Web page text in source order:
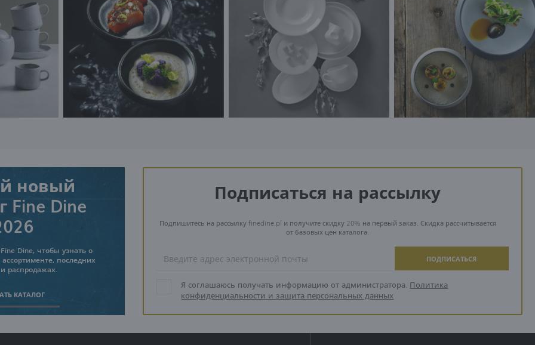
новый
Fine Dine
Dine, чтобы узнать о
последних
распродажах.
КАТАЛОГ
Подписаться на рассылку
Подпишитесь на рассылку finedine.pl и получите скидку 20% на первый заказ. Скидка рассчитывается
от базовых цен каталога.
ПОДПИСАТЬСЯ
Я соглашаюсь получать информацию от администратора. Политика
конфиденциальности и защита персональных данных